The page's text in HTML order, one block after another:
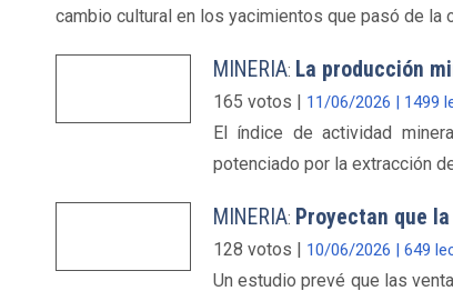
cambio cultural en los yacimientos que pasó de
MINERIA: La producción
165 votos | 11/06/2026 | 1499
El índice de actividad
potenciado por la extracción
MINERIA: Proyectan que
128 votos | 10/06/2026 | 649
Un estudio prevé que las